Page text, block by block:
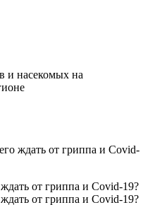
и насекомых на
ждать от гриппа и Covid-